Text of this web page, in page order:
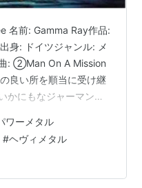
名前: Gamma Ray作品:
身: ドイツジャンル: メ
: ②Man On A Mission
良い所を順当に受け継
かにもなジャーマンメ
(@OsusuMetalMan)
ワーメタル
#ヘヴィメタル